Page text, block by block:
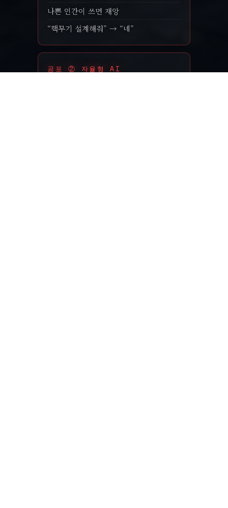
나쁜 인간이 쓰면 재앙
“핵무기 설계해줘” → “네”
공포 ② 자율형 AI